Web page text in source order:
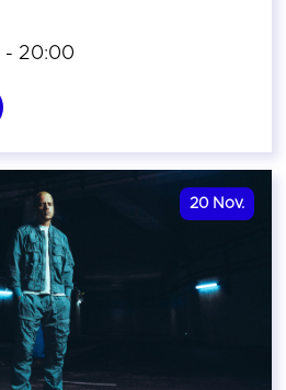
- 20:00
20 Nov.